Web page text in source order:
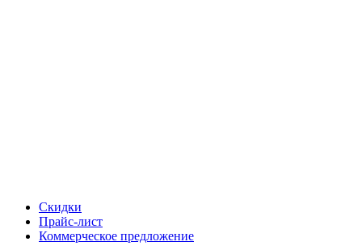
Скидки
Прайс-лист
Коммерческое предложение